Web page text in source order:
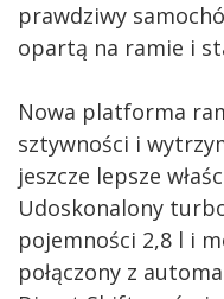
prawdziwy
opartą na ramie i
Nowa platforma
sztywności i
jeszcze lepsze
Udoskonalony
pojemności 2,8 l i
połączony z